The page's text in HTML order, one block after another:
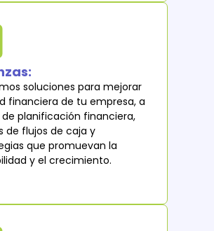
soluciones para mejorar
financiera de tu empresa, a
planificación financiera,
de flujos de caja y
que promuevan la
y el crecimiento.